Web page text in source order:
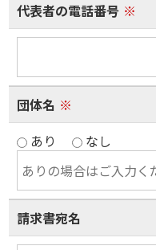
代表者の電話番号 ※
団体名 ※
あり
なし
請求書宛名